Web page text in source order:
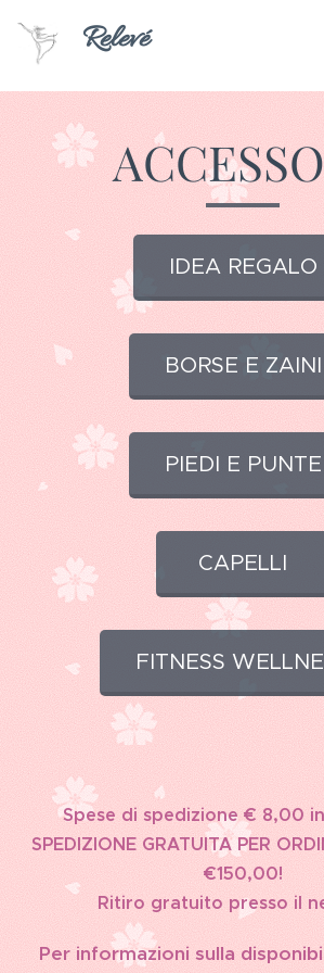
Relevé
IDEA REGALO
BORSE E ZAINI
PIEDI E PUNTE
CAPELLI
FITNESS
Spese di spedizione € 8,00
SPEDIZIONE GRATUITA PER
€150,00!
Ritiro gratuito presso il
Per informazioni sulla